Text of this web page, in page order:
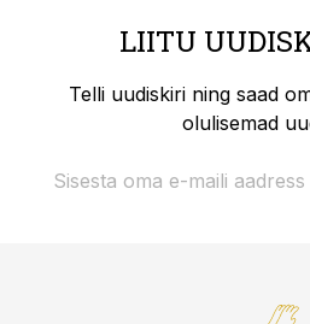
LIITU
Telli uudiskiri ning saad
olulisemad